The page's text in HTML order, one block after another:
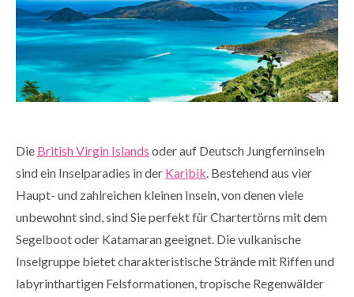
Die British Virgin Islands oder auf Deutsch Jungferninseln
sind ein Inselparadies in der Karibik. Bestehend aus vier
Haupt- und zahlreichen kleinen Inseln, von denen viele
unbewohnt sind, sind Sie perfekt für Chartertörns mit dem
Segelboot oder Katamaran geeignet. Die vulkanische
Inselgruppe bietet charakteristische Strände mit Riffen und
labyrinthartigen Felsformationen, tropische Regenwälder